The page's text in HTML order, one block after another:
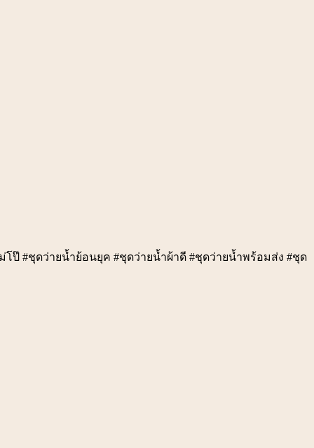
ป๊ #ชุดว่ายน้ำย้อนยุค #ชุดว่ายน้ำผ้าดี #ชุดว่ายน้ำพร้อมส่ง #ชุด